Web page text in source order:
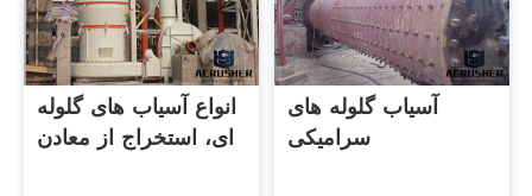
انواع آسیاب های گلوله
ای، استخراج از معادن
آسیاب گلوله های
سرامیکی